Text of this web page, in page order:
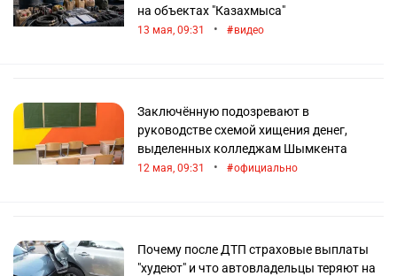
на объектах "Казахмыса"
13 мая, 09:31 • видео
Заключённую подозревают в
руководстве схемой хищения денег,
выделенных колледжам Шымкента
12 мая, 09:31 • официально
Почему после ДТП страховые выплаты
"худеют" и что автовладельцы теряют на